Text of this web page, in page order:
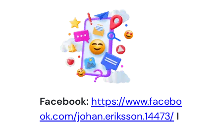
Facebook: https://www.facebo
ok.com/johan.eriksson.14473/ I